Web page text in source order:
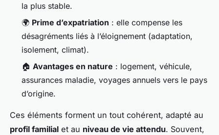
la plus stable.
🌍 Prime d’expatriation : elle compense les
désagréments liés à l’éloignement (adaptation,
isolement, climat).
🏠 Avantages en nature : logement, véhicule,
assurances maladie, voyages annuels vers le pays
d’origine.
Ces éléments forment un tout cohérent, adapté au
profil familial et au niveau de vie attendu. Souvent,